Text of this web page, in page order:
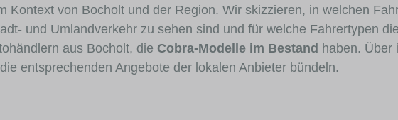
Kontext von Bocholt und der Region. Wir skizzieren, in welchen
und Umlandverkehr zu sehen sind und für welche Fahrertypen
aus Bocholt, die Cobra-Modelle im Bestand haben. Über
entsprechenden Angebote der lokalen Anbieter bündeln.